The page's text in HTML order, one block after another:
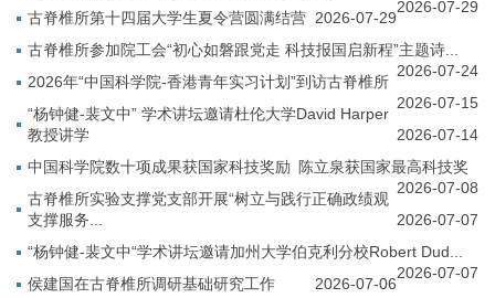
2026-07-29
古脊椎所第十四届大学生夏令营圆满结营 2026-07-29
古脊椎所参加院工会“初心如磐跟党走 科技报国启新程”主题诗...
2026-07-24
2026年“中国科学院-香港青年实习计划”到访古脊椎所
2026-07-15
“杨钟健-裴文中” 学术讲坛邀请杜伦大学David Harper
教授讲学
2026-07-14
中国科学院数十项成果获国家科技奖励 陈立泉获国家最高科技奖
2026-07-08
古脊椎所实验支撑党支部开展“树立与践行正确政绩观
支撑服务...
2026-07-07
“杨钟健-裴文中“学术讲坛邀请加州大学伯克利分校Robert Dud...
2026-07-07
侯建国在古脊椎所调研基础研究工作 2026-07-06